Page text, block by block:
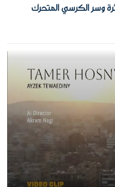
وسر الكرسي المتحرك